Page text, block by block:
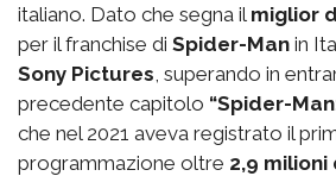
italiano. Dato che segna il miglior
per il franchise di Spider-Man in
Sony Pictures, superando in
precedente capitolo “Spider-
che nel 2021 aveva registrato il
programmazione oltre 2,9 milioni